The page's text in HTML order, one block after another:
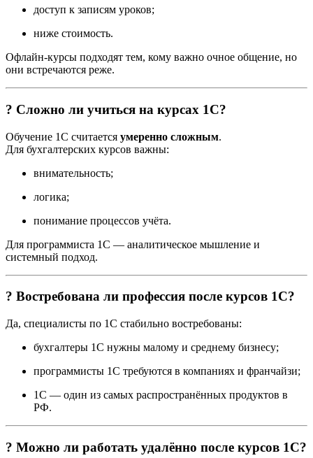
доступ к записям уроков;
ниже стоимость.
Офлайн-курсы подходят тем, кому важно очное общение, но
они встречаются реже.
? Сложно ли учиться на курсах 1С?
Обучение 1С считается умеренно сложным.
Для бухгалтерских курсов важны:
внимательность;
логика;
понимание процессов учёта.
Для программиста 1С — аналитическое мышление и
системный подход.
? Востребована ли профессия после курсов 1С?
Да, специалисты по 1С стабильно востребованы:
бухгалтеры 1С нужны малому и среднему бизнесу;
программисты 1С требуются в компаниях и франчайзи;
1С — один из самых распространённых продуктов в
РФ.
? Можно ли работать удалённо после курсов 1С?